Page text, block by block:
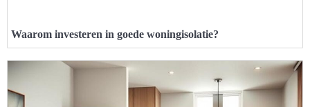
Waarom investeren in goede woningisolatie?